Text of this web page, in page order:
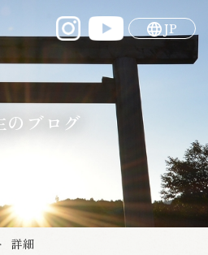
JP
のブログ
詳細